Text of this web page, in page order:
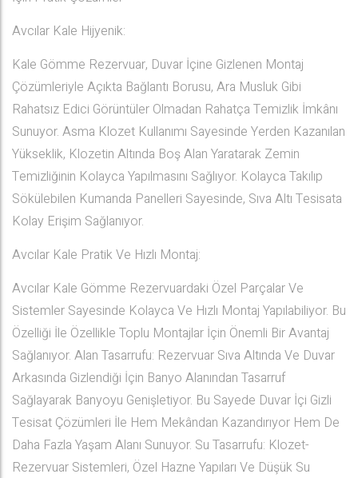
Avcılar Kale Hijyenik:
Kale Gömme Rezervuar, Duvar İçine Gizlenen Montaj
Çözümleriyle Açıkta Bağlantı Borusu, Ara Musluk Gibi
Rahatsız Edici Görüntüler Olmadan Rahatça Temizlik İmkânı
Sunuyor. Asma Klozet Kullanımı Sayesinde Yerden Kazanılan
Yükseklik, Klozetin Altında Boş Alan Yaratarak Zemin
Temizliğinin Kolayca Yapılmasını Sağlıyor. Kolayca Takılıp
Sökülebilen Kumanda Panelleri Sayesinde, Sıva Altı Tesisata
Kolay Erişim Sağlanıyor.
Avcılar Kale Pratik Ve Hızlı Montaj:
Avcılar Kale Gömme Rezervuardaki Özel Parçalar Ve
Sistemler Sayesinde Kolayca Ve Hızlı Montaj Yapılabiliyor. Bu
Özelliği İle Özellikle Toplu Montajlar İçin Önemli Bir Avantaj
Sağlanıyor. Alan Tasarrufu: Rezervuar Sıva Altında Ve Duvar
Arkasında Gizlendiği İçin Banyo Alanından Tasarruf
Sağlayarak Banyoyu Genişletiyor. Bu Sayede Duvar İçi Gizli
Tesisat Çözümleri İle Hem Mekândan Kazandırıyor Hem De
Daha Fazla Yaşam Alanı Sunuyor. Su Tasarrufu: Klozet-
Rezervuar Sistemleri, Özel Hazne Yapıları Ve Düşük Su